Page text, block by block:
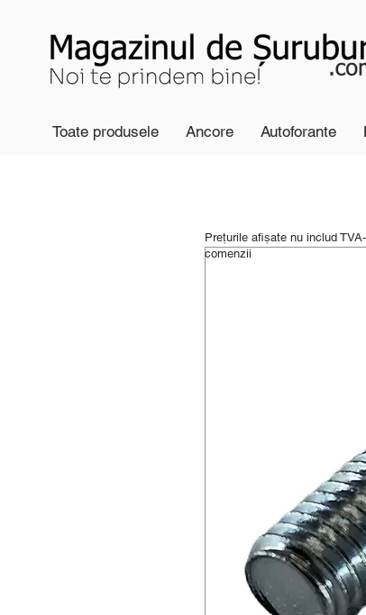
Toate produsele Ancore Autoforante
Prețurile afișate nu includ
comenzii